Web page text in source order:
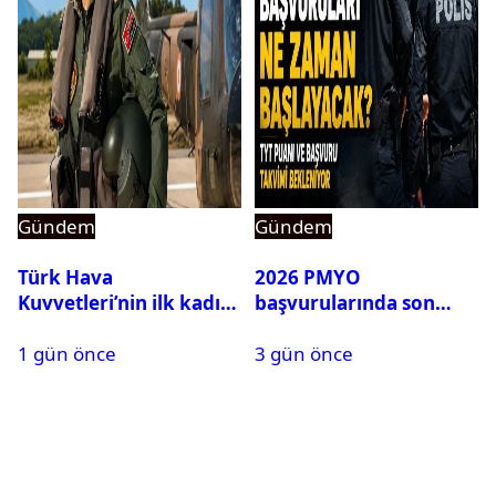
Gündem
Türk Hava
Kuvvetleri’nin ilk kadın
Karapınar hakkında
1 gün önce
Gündem
2026 PMYO
başvurularında son
3 gün önce